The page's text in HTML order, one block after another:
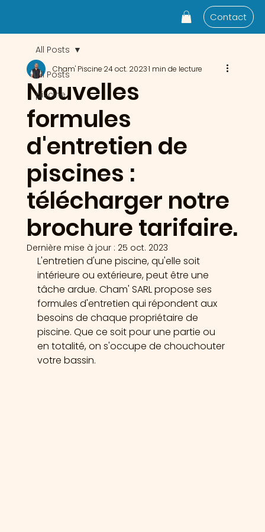
Contact
All Posts
piscine
All Posts
Nouvelles
formules
d'entretien de
piscines :
télécharger notre
brochure tarifaire.
Cham' Piscine24 oct. 20231 min de lecture
Dernière mise à jour : 25 oct. 2023
L'entretien d'une piscine, qu'elle soit
intérieure ou extérieure, peut être une
tâche ardue. Cham' SARL propose ses
formules d'entretien qui répondent aux
besoins de chaque propriétaire de
piscine. Que ce soit pour une partie ou
en totalité, on s'occupe de chouchouter
votre bassin.